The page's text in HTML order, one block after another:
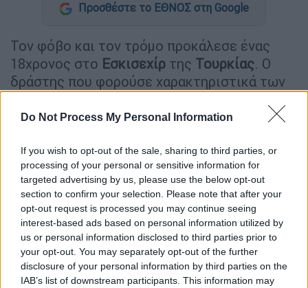
Do Not Process My Personal Information
If you wish to opt-out of the sale, sharing to third parties, or
processing of your personal or sensitive information for
targeted advertising by us, please use the below opt-out
section to confirm your selection. Please note that after your
opt-out request is processed you may continue seeing
interest-based ads based on personal information utilized by
us or personal information disclosed to third parties prior to
your opt-out. You may separately opt-out of the further
disclosure of your personal information by third parties on the
IAB’s list of downstream participants. This information may
Προσθέστε το ΕΘΝΟΣ στη Google
Τον φόβο και τον τρόμο προκάλεσε ένας
18χρονος στο Εσκισεχίρ της Τουρκίας. Ο
δράστης που φορούσε χαρακτηριστικά των
επίθεσηςμαχαίρωσε όποιον βρήκε μπροστά
ΔΙΑΒΑΣΤΕ ΕΠΙΣΗΣ
Κόσμος|13.08.2024 19:19
Φωτιές: Ξεκίνησε η παραγωγή των 12
πυροσβεστικών αεροσκαφών του
rescEU - Δημιουργείται μόνιμος
στόλος της ΕΕ